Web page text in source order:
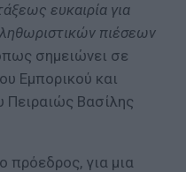
ευκαιρία για
πιέσεων
σημειώνει σε
Εμπορικού και
Πειραιώς Βασίλης
πρόεδρος, για μια